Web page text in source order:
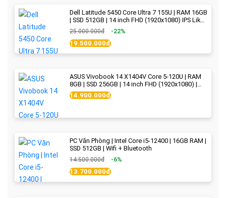
Dell Latitude 5450 Core Ultra 7 155U | RAM 16GB
| SSD 512GB | 14 inch FHD (1920x1080) IPS Like
new
25.000.000đ -22%
19.500.000đ
ASUS Vivobook 14 X1404V Core 5-120U | RAM
8GB | SSD 256GB | 14 inch FHD (1920x1080) |
Quiet Blue - New Fullbox
14.900.000đ
PC Văn Phòng | Intel Core i5-12400 | 16GB RAM |
SSD 512GB | Wifi + Bluetooth
14.500.000đ -6%
13.700.000đ